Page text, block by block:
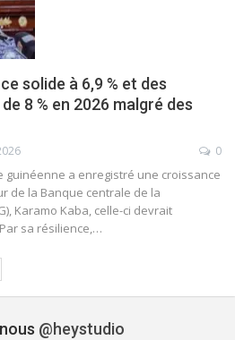
solide à 6,9 % et des
8 % en 2026 malgré des
0
guinéenne a enregistré une croissance
de la Banque centrale de la
Karamo Kaba, celle-ci devrait
sa résilience,…
@heystudio